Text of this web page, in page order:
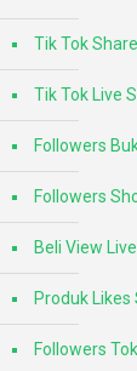
Tik Tok
Tik Tok Live
Followers
Followers
Beli View
Produk Likes
Followers